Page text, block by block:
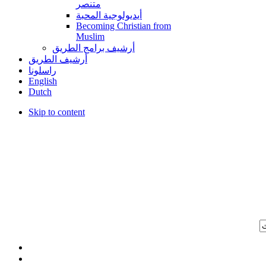
متنصر
أيديولوجية المحبة
Becoming Christian from
Muslim
أرشيف برامج الطريق
أرشيف الطريق
راسلونا
English
Dutch
Skip to content